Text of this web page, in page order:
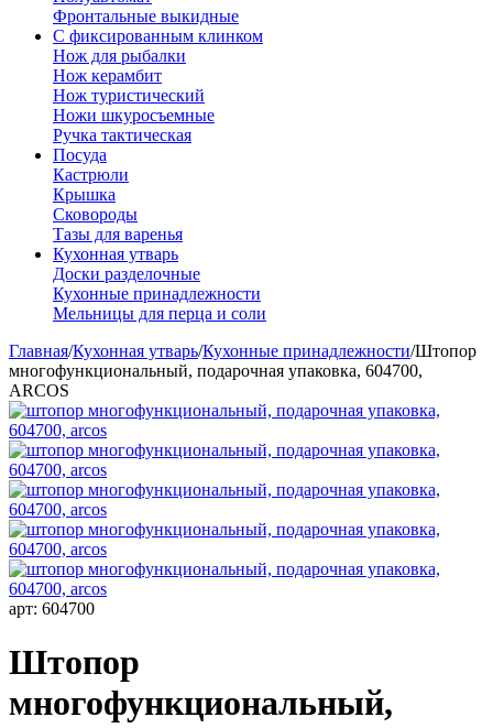
Фронтальные выкидные
С фиксированным клинком
Нож для рыбалки
Нож керамбит
Нож туристический
Ножи шкуросъемные
Ручка тактическая
Посуда
Кастрюли
Крышка
Сковороды
Тазы для варенья
Кухонная утварь
Доски разделочные
Кухонные принадлежности
Мельницы для перца и соли
Главная/Кухонная утварь/Кухонные принадлежности/Штопор
многофункциональный, подарочная упаковка, 604700,
ARCOS
арт: 604700
Штопор
многофункциональный,